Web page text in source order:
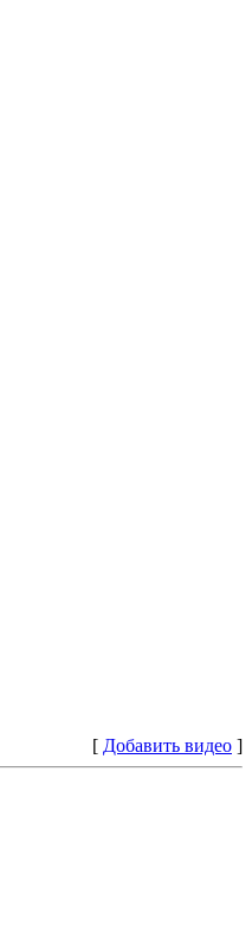
[ Добавить видео ]